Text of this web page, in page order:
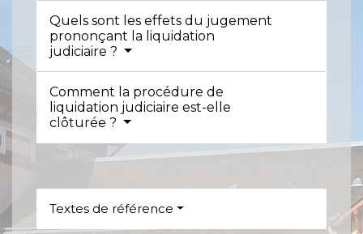
Quels sont les effets du jugement
prononçant la liquidation
judiciaire ?
Comment la procédure de
liquidation judiciaire est-elle
clôturée ?
Textes de référence